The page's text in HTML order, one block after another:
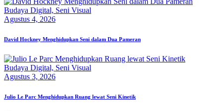
Budaya Digital, Seni Visual
Agustus 4, 2026
David Hockney Menghidupkan Seni dalam Dua Pameran
Budaya Digital, Seni Visual
Agustus 3, 2026
Julio Le Parc Menghidupkan Ruang lewat Seni Kinetik